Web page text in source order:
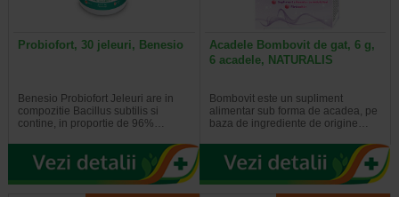
Probiofort, 30 jeleuri, Benesio
Benesio Probiofort Jeleuri are in
compozitie Bacillus subtilis si
contine, in proportie de 96%…
Acadele Bombovit de gat, 6 g,
6 acadele, NATURALIS
Bombovit este un supliment
alimentar sub forma de acadea, pe
baza de ingrediente de origine…